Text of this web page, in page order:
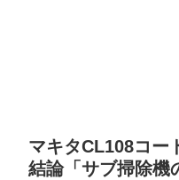
マキタCL108コー
結論「サブ掃除機